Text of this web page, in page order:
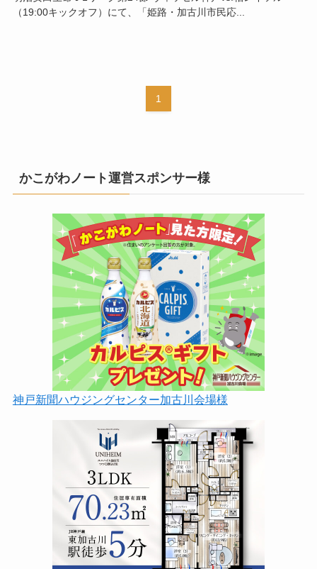
（19:00キックオフ）にて、「姫路・加古川市民応...
1
かこがわノート運営スポンサー様
神戸新聞ハウジングセンター加古川会場様